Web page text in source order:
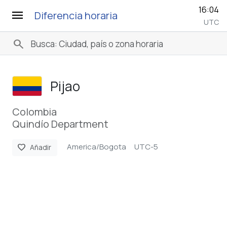
menu Diferencia horaria 16:04
UTC
search
Pijao
Colombia
Quindío Department
favorite Añadir America/Bogota UTC-5